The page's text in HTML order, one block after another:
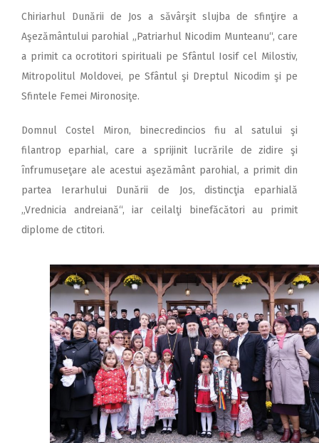
Chiriarhul Dunării de Jos a săvârşit slujba de sfinţire a
Aşezământului parohial „Patriarhul Nicodim Munteanu“, care
a primit ca ocrotitori spirituali pe Sfântul Iosif cel Milostiv,
Mitropolitul Moldovei, pe Sfântul şi Dreptul Nicodim şi pe
Sfintele Femei Mironosiţe.
Domnul Costel Miron, binecredincios fiu al satului şi
filantrop eparhial, care a sprijinit lucrările de zidire şi
înfrumuseţare ale acestui aşezământ parohial, a primit din
partea Ierarhului Dunării de Jos, distincţia eparhială
„Vrednicia andreiană“, iar ceilalţi binefăcători au primit
diplome de ctitori.